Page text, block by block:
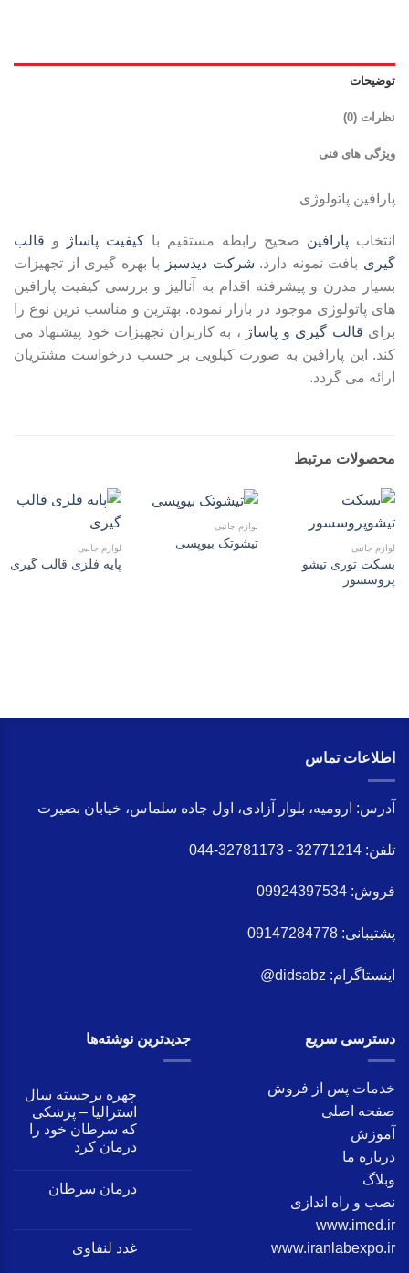
توضیحات
نظرات (0)
ویژگی های فنی
پارافین پاتولوژی
انتخاب پارافین صحیح رابطه مستقیم با کیفیت پاساژ و قالب
گیری بافت نمونه دارد. شرکت دیدسبز
با بهره گیری از تجهیزات
بسیار مدرن و پیشرفته اقدام به آنالیز و بررسی کیفیت پارافین
های پاتولوژی موجود در بازار نموده. بهترین و مناسب ترین نوع را
برای قالب گیری و پاساژ ، به کاربران تجهیزات خود پیشنهاد می
کند. این پارافین به صورت کیلویی بر حسب درخواست مشتریان
ارائه می گردد.
محصولات مرتبط
لوازم جانبی
بسکت توری تیشو
پروسسور
لوازم جانبی
تیشوتک بیوپسی لوازم جانبی
پایه فلزی قالب گیری
اطلاعات تماس
آدرس: ارومیه، بلوار آزادی، اول جاده سلماس، خیابان بصیرت
تلفن: 32771214 - 32781173-044
فروش: 09924397534
پشتیبانی: 09147284778
اینستاگرام: didsabz@
دسترسی سریع
خدمات پس از فروش
صفحه اصلی
آموزش
درباره ما
وبلاگ
نصب و راه اندازی
www.imed.ir
www.iranlabexpo.ir
جدید‌ترین نوشته‌ها
چهره برجسته سال
استرالیا – پزشکی
که سرطان خود را
درمان کرد
درمان سرطان
غدد لنفاوی